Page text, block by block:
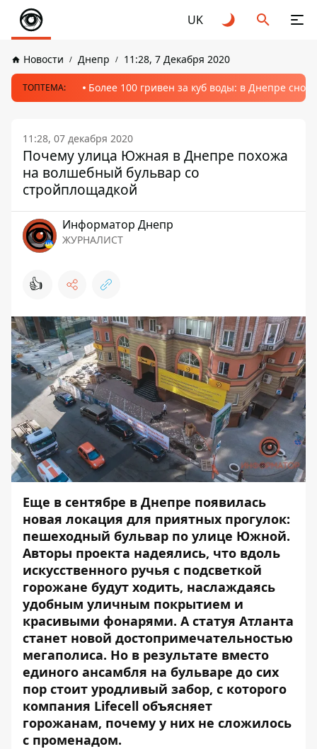
UK
Новости Днепр 11:28, 7 Декабря 2020
ТОПТЕМА: Более 100 гривен за куб воды: в Днепре
11:28, 07 декабря 2020
Почему улица Южная в Днепре похожа
на волшебный бульвар со
стройплощадкой
Информатор Днепр
ЖУРНАЛИСТ
👍
Еще в сентябре в Днепре появилась
новая локация для приятных прогулок:
пешеходный бульвар по улице Южной.
Авторы проекта надеялись, что вдоль
искусственного ручья с подсветкой
горожане будут ходить, наслаждаясь
удобным уличным покрытием и
красивыми фонарями. А статуя Атланта
станет новой достопримечательностью
мегаполиса. Но в результате вместо
единого ансамбля на бульваре до сих
пор стоит уродливый забор, с которого
компания Lifecell объясняет
горожанам, почему у них не сложилось
с променадом.